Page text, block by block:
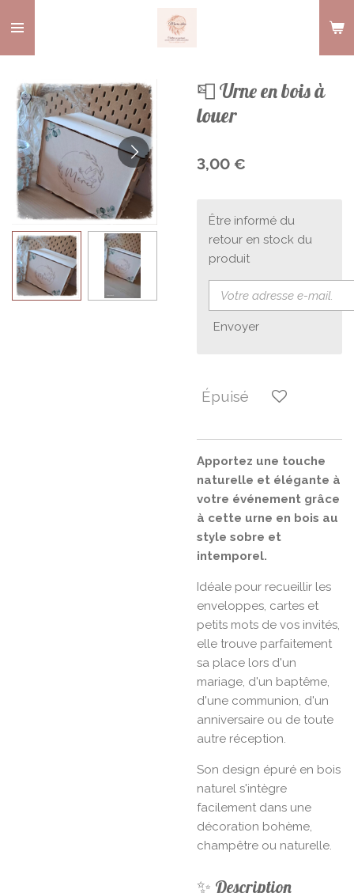
au
contenu
📮 Urne en bois à
louer
3,00 €
Être informé du
retour en stock du
produit
Envoyer
Épuisé
Apportez une touche
naturelle et élégante à
votre événement grâce
à cette urne en bois au
style sobre et
intemporel.
Idéale pour recueillir les
enveloppes, cartes et
petits mots de vos invités,
elle trouve parfaitement
sa place lors d'un
mariage, d'un baptême,
d'une communion, d'un
anniversaire ou de toute
autre réception.
Son design épuré en bois
naturel s'intègre
facilement dans une
décoration bohème,
champêtre ou naturelle.
✨ Description